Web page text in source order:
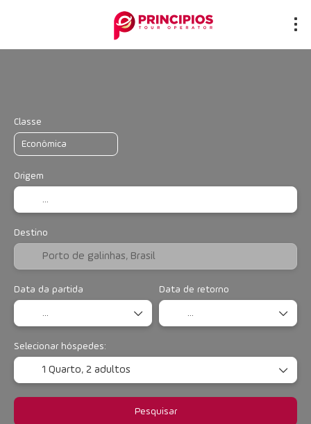
Classe
Origem
Destino
Data da partida Data de retorno
Selecionar hóspedes:
1 Quarto, 2 adultos
Pesquisar